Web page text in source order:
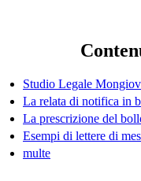
Studio Legale
La relata di notifica in
La prescrizione del
Esempi di lettere di
multe